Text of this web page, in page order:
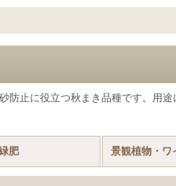
防止に役立つ秋まき品種です。用
肥